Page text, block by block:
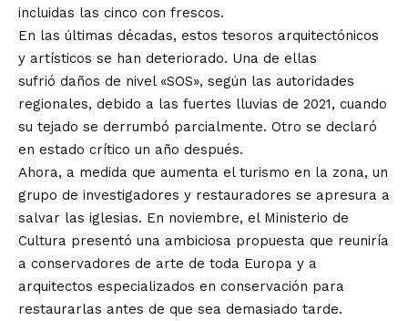
incluidas las cinco con frescos.
En las últimas décadas, estos tesoros arquitectónicos
y artísticos se han deteriorado. Una de ellas
sufrió daños de nivel «SOS», según las autoridades
regionales, debido a las fuertes lluvias de 2021, cuando
su tejado se derrumbó parcialmente. Otro se declaró
en estado crítico un año después.
Ahora, a medida que aumenta el turismo en la zona, un
grupo de investigadores y restauradores se apresura a
salvar las iglesias. En noviembre, el Ministerio de
Cultura presentó una ambiciosa propuesta que reuniría
a conservadores de arte de toda Europa y a
arquitectos especializados en conservación para
restaurarlas antes de que sea demasiado tarde.